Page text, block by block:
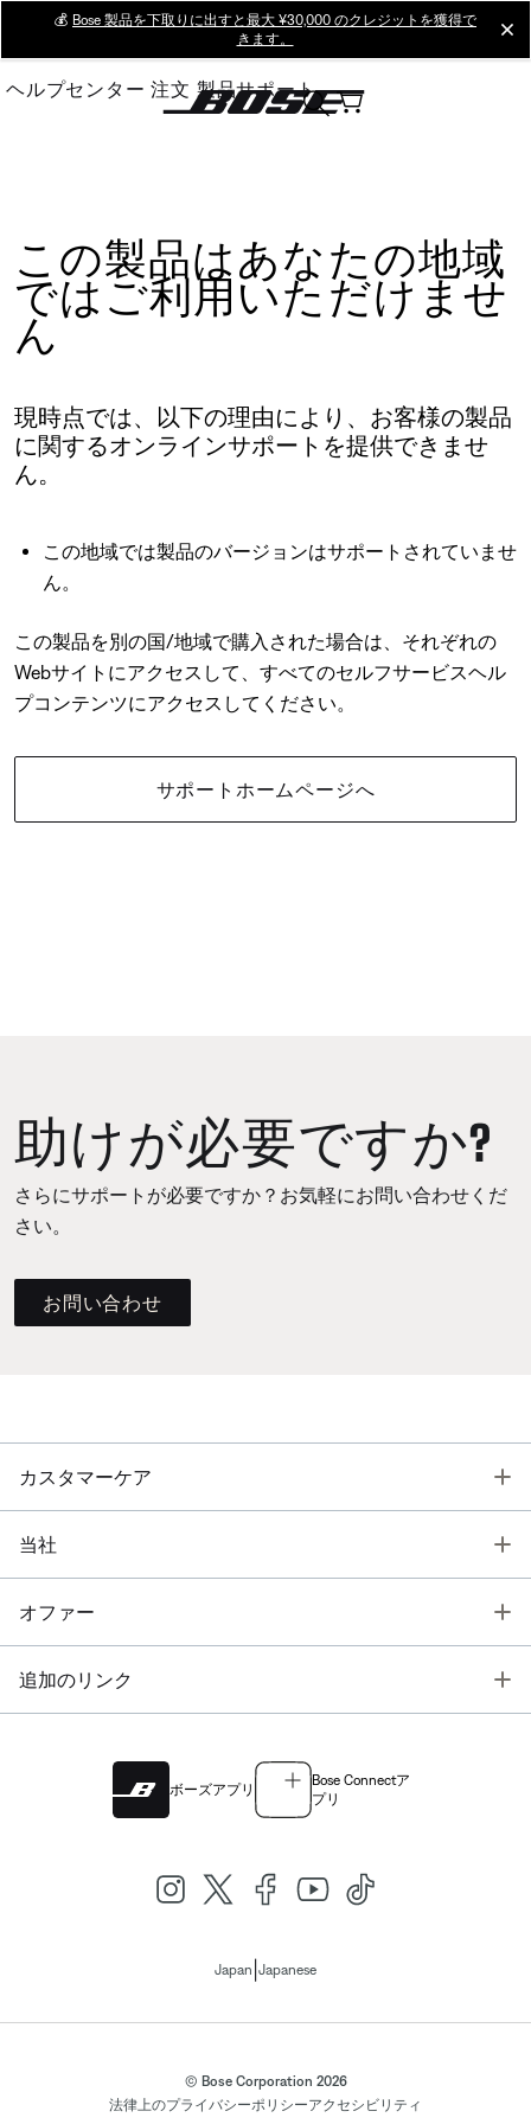
Main
💰 Bose 製品を下取りに出すと最大 ¥30,000 のクレジットを獲得で
きます。
ヘルプセンター 注文 製品サポート
この製品はあなたの地域
ではご利用いただけませ
ん
現時点では、以下の理由により、お客様の製品
に関するオンラインサポートを提供できませ
ん。
この地域では製品のバージョンはサポートされていませ
ん。
この製品を別の国/地域で購入された場合は、それぞれの
Webサイトにアクセスして、すべてのセルフサービスヘル
プコンテンツにアクセスしてください。
サポートホームページへ
助けが必要ですか?
さらにサポートが必要ですか？お気軽にお問い合わせくだ
さい。
お問い合わせ
カスタマーケア
当社
オファー
追加のリンク
ボーズアプリ
Bose Connectア
プリ
Japan Japanese
© Bose Corporation 2026
法律上のプライバシーポリシーアクセシビリティ